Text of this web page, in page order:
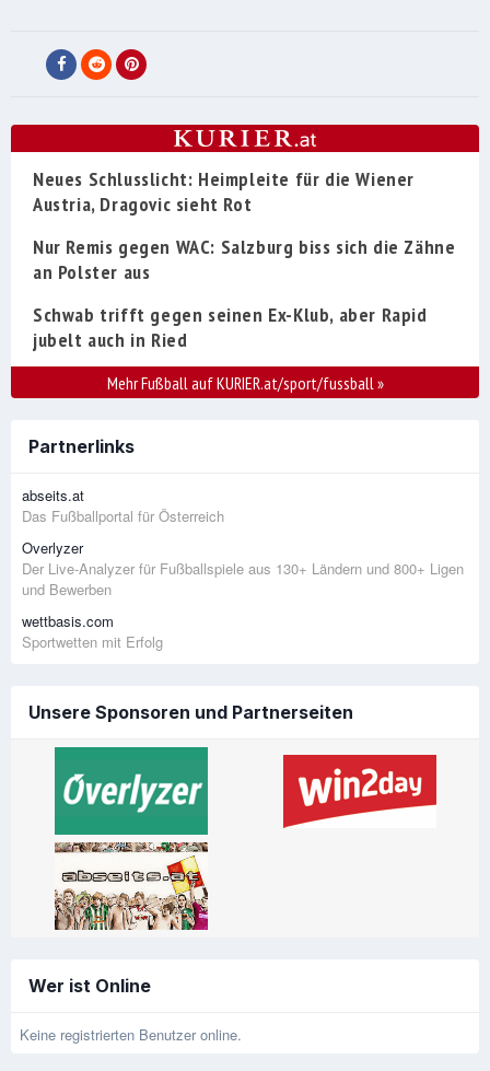
Neues Schlusslicht: Heimpleite für die Wiener
Austria, Dragovic sieht Rot
Nur Remis gegen WAC: Salzburg biss sich die Zähne
an Polster aus
Schwab trifft gegen seinen Ex-Klub, aber Rapid
jubelt auch in Ried
Mehr Fußball auf KURIER.at/sport/fussball»
Partnerlinks
abseits.at
Das Fußballportal für Österreich
Overlyzer
Der Live-Analyzer für Fußballspiele aus 130+ Ländern und 800+ Ligen
und Bewerben
wettbasis.com
Sportwetten mit Erfolg
Unsere Sponsoren und Partnerseiten
Wer ist Online
Keine registrierten Benutzer online.